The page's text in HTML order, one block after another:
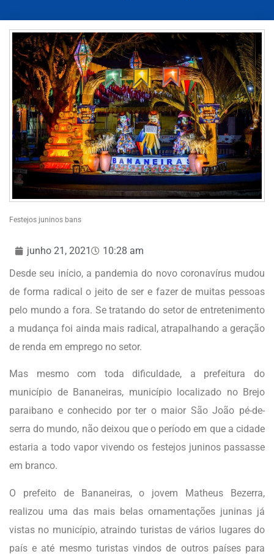
Festejos juninos bans
junho 21, 2021
10:28 am
Desde seu início, a pandemia do novo coronavírus mudou
de forma radical o jeito de ser e fazer de muitas pessoas
pelo mundo a fora. Se tratando do setor de entretenimento
a mudança foi ainda mais radical, atrapalhando a geração
de renda em emprego no setor.
Mas mesmo com toda dificuldade, a prefeitura do
município de Bananeiras, município localizado no Brejo
paraibano e conhecido por ter o maior São João pé-de-
serra do mundo, não deixou que o período em que a cidade
estaria a todo vapor vivendo os festejos juninos passasse
em branco.
O prefeito de Bananeiras, o jovem Matheus Bezerra,
realizou uma das mais belas ornamentações juninas já
vistas no município, atraindo turistas de vários lugares do
país e até mesmo turistas vindos de outros países para